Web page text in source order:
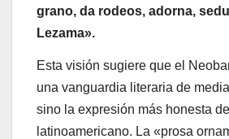
grano, da rodeos, adorna,
Lezama».
Esta visión sugiere que el
una vanguardia literaria de
sino la expresión más honesta
latinoamericano. La «prosa